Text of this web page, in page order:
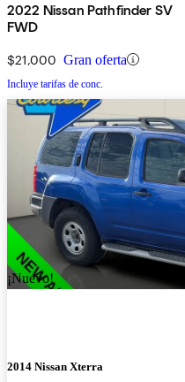
2022 Nissan Pathfinder SV
FWD
$21,000 Gran oferta
Incluye tarifas de conc.
¡Nuevo!
2014 Nissan Xterra